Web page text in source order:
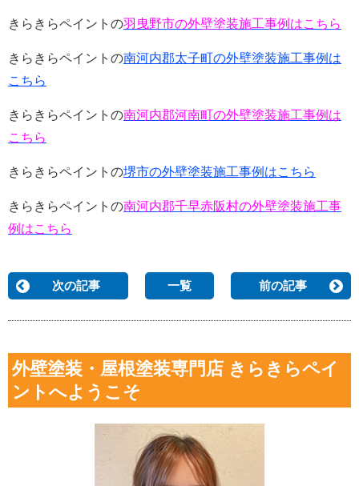
きらきらペイントの羽曳野市の外壁塗装施工事例はこちら
きらきらペイントの南河内郡太子町の外壁塗装施工事例は
こちら
きらきらペイントの南河内郡河南町の外壁塗装施工事例は
こちら
きらきらペイントの堺市の外壁塗装施工事例はこちら
きらきらペイントの南河内郡千早赤阪村の外壁塗装施工事
例はこちら
次の記事 一覧 前の記事
外壁塗装・屋根塗装専門店 きらきらペイ
ントへようこそ